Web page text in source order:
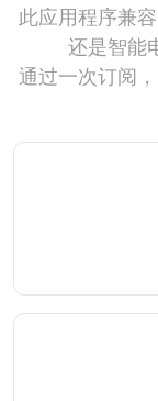
此应用程序兼
还是智能
通过一次订阅